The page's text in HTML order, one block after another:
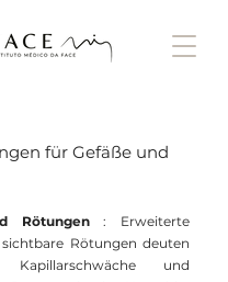
für Gefäße und
Rötungen: Erweiterte
Rötungen deuten
und